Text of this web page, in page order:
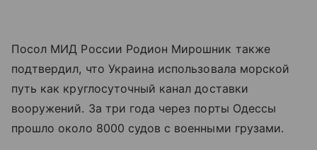
Посол МИД России Родион Мирошник также
подтвердил, что Украина использовала морской
путь как круглосуточный канал доставки
вооружений. За три года через порты Одессы
прошло около 8000 судов с военными грузами.